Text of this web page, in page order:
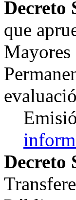
Decreto
que
Decreto